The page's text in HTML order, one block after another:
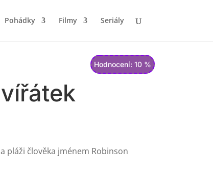
Pohádky Filmy Seriály
Hodnocení: 10 %
pláži člověka jménem Robinson